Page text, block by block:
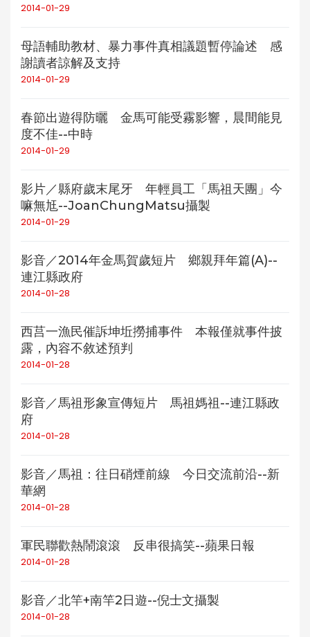
2014-01-29
母語輔助教材、暴力事件真相議題暫停論述 感
謝讀者諒解及支持
2014-01-29
春節出遊得防曬 金馬可能受霧影響，晨間能見
度不佳--中時
2014-01-29
影片／縣府歲末尾牙 年輕員工「馬祖天團」今
嘛無尪--JoanChungMatsu攝製
2014-01-29
影音／2014年金馬賀歲短片 鄉親拜年篇(A)--
連江縣政府
2014-01-28
西莒一漁民催訴坤坵撈捕事件 本報僅就事件披
露，內容不敘述預判
2014-01-28
影音／馬祖形象宣傳短片 馬祖媽祖--連江縣政
府
2014-01-28
影音／馬祖：往日硝煙前線 今日交流前沿--新
華網
2014-01-28
軍民聯歡熱鬧滾滾 反串很搞笑--蘋果日報
2014-01-28
影音／北竿+南竿2日遊--倪士文攝製
2014-01-28